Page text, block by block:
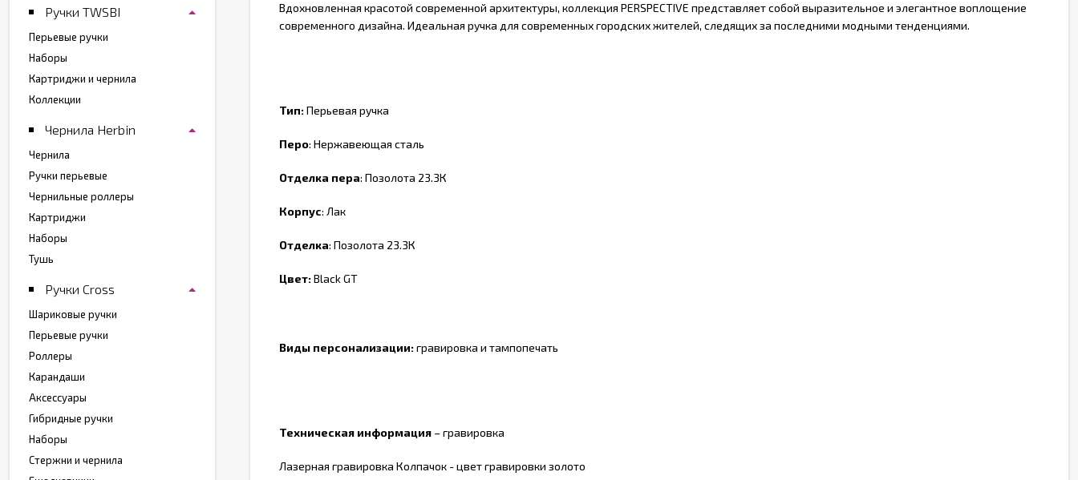
Вдохновленная красотой современной архитектуры, коллекция PERSPECTIVE представляет собой выразительное и элегантное воплощение
современного дизайна. Идеальная ручка для современных городских жителей, следящих за последними модными тенденциями.
Тип:Перьевая ручка
Перо: Нержавеющая сталь
Отделка пера: Позолота 23.3К
Корпус: Лак
Отделка: Позолота 23.3К
Цвет:Black GT
Виды персонализации:гравировка и тампопечать
Техническая информация – гравировка
Лазерная гравировка Колпачок - цвет гравировки золото
Ручки TWSBI
Перьевые ручки
Наборы
Картриджи и чернила
Коллекции
Чернила Herbin
Чернила
Ручки перьевые
Чернильные роллеры
Картриджи
Наборы
Тушь
Ручки Cross
Шариковые ручки
Перьевые ручки
Роллеры
Карандаши
Аксессуары
Гибридные ручки
Наборы
Стержни и чернила